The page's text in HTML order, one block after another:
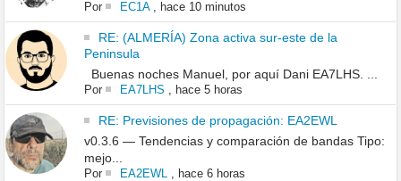
Por EC1A, hace 10 minutos
RE: (ALMERÍA) Zona activa sur-este de la
Peninsula
Buenas noches Manuel, por aquí Dani EA7LHS. ...
Por EA7LHS hace 5 horas
RE: Previsiones de propagación: EA2EWL
v0.3.6 — Tendencias y comparación de bandas Tipo:
mejo...
Por EA2EWL hace 6 horas